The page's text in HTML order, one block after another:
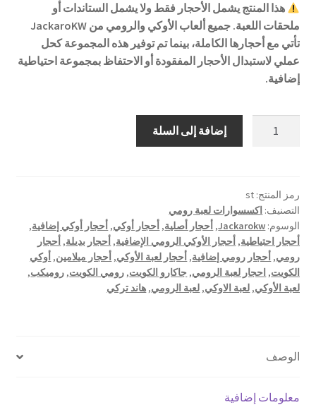
هذا المنتج يشمل الأحجار فقط ولا يشمل الستاندات أو
ملحقات اللعبة. جميع ألعاب الأوكي والرومي من JackaroKW
تأتي مع أحجارها الكاملة، بينما تم توفير هذه المجموعة كحل
عملي لاستبدال الأحجار المفقودة أو الاحتفاظ بمجموعة احتياطية
إضافية.
الرومي
إضافة إلى السلة
رمز المنتج: st
التصنيف: اكسسوارات لعبة رومي
الوسوم: Jackarokw
, أحجار أصلية, أحجار أوكي, أحجار أوكي إضافية,
أحجار احتياطية, أحجار الأوكي الرومي الإضافية, أحجار بديلة, أحجار
رومي, أحجار رومي إضافية, أحجار لعبة الأوكي, أحجار ميلامين, أوكي
الكويت, احجار لعبة الرومي, جاكارو الكويت, رومي الكويت, روميكب,
لعبة الأوكي, لعبة الاوكي, لعبة الرومي, هاند تركي
الوصف
معلومات إضافية